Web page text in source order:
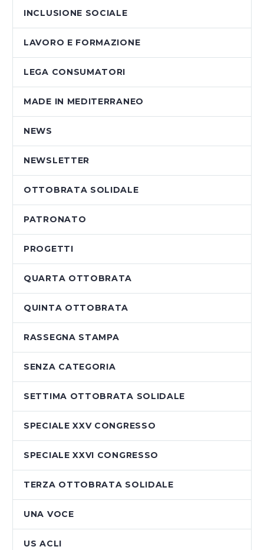
INCLUSIONE SOCIALE
LAVORO E FORMAZIONE
LEGA CONSUMATORI
MADE IN MEDITERRANEO
NEWS
NEWSLETTER
OTTOBRATA SOLIDALE
PATRONATO
PROGETTI
QUARTA OTTOBRATA
QUINTA OTTOBRATA
RASSEGNA STAMPA
SENZA CATEGORIA
SETTIMA OTTOBRATA SOLIDALE
SPECIALE XXV CONGRESSO
SPECIALE XXVI CONGRESSO
TERZA OTTOBRATA SOLIDALE
UNA VOCE
US ACLI